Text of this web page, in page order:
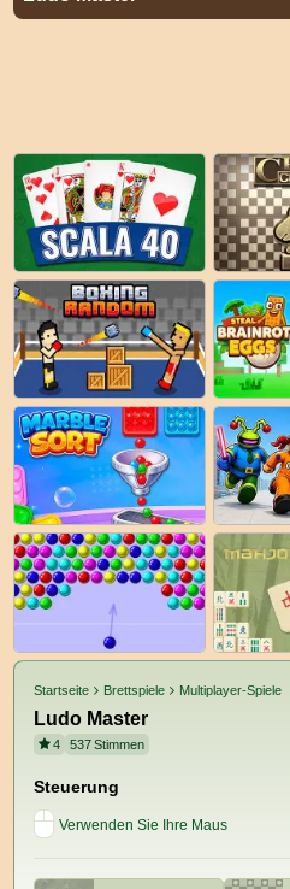
Startseite Brettspiele Multiplayer-Spiele
Ludo Master
4 537Stimmen
Steuerung
Verwenden Sie Ihre Maus